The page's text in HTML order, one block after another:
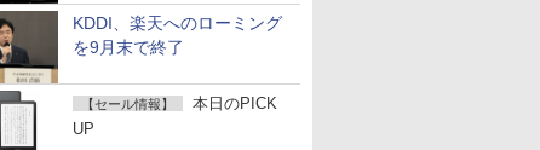
KDDI、楽天へのローミング
を9月末で終了
【セール情報】
本日のPICK
UP